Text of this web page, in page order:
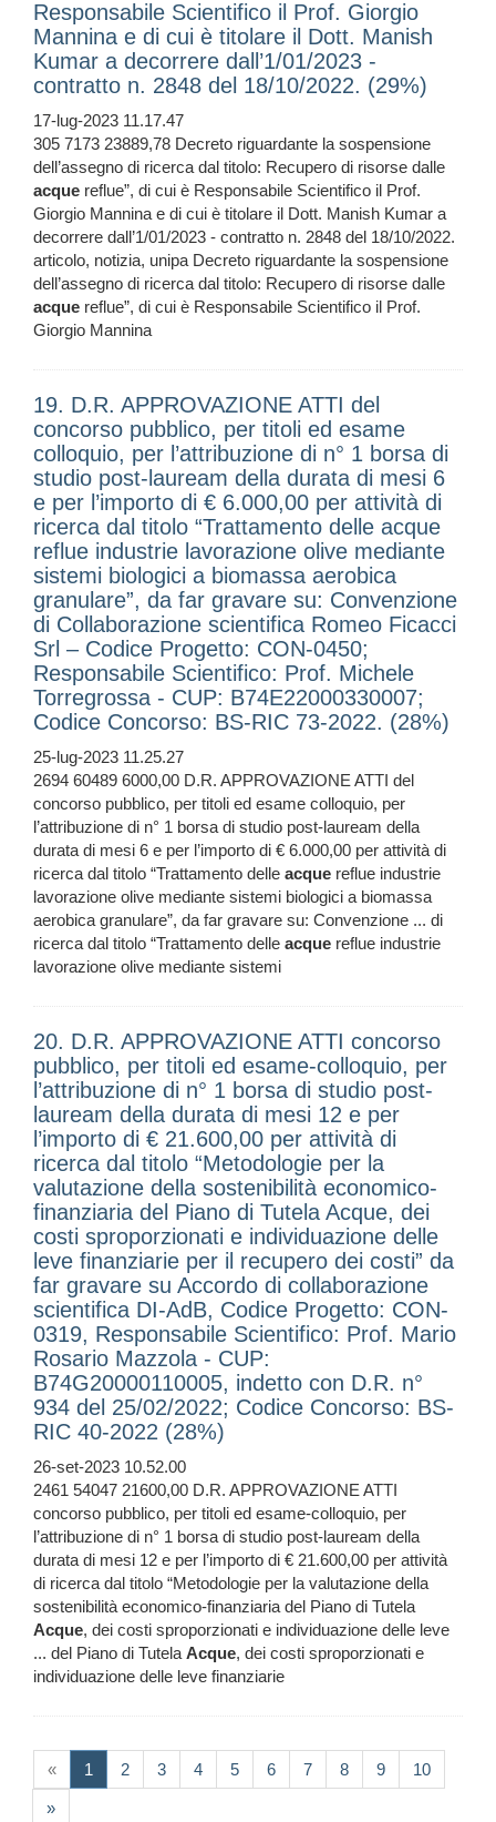
Responsabile Scientifico il Prof. Giorgio
Mannina e di cui è titolare il Dott. Manish
Kumar a decorrere dall’1/01/2023 -
contratto n. 2848 del 18/10/2022. (29%)
17-lug-2023 11.17.47
305 7173 23889,78 Decreto riguardante la sospensione
dell’assegno di ricerca dal titolo: Recupero di risorse dalle
acque reflue”, di cui è Responsabile Scientifico il Prof.
Giorgio Mannina e di cui è titolare il Dott. Manish Kumar a
decorrere dall’1/01/2023 - contratto n. 2848 del 18/10/2022.
articolo, notizia, unipa Decreto riguardante la sospensione
dell’assegno di ricerca dal titolo: Recupero di risorse dalle
acque reflue”, di cui è Responsabile Scientifico il Prof.
Giorgio Mannina
19. D.R. APPROVAZIONE ATTI del
concorso pubblico, per titoli ed esame
colloquio, per l’attribuzione di n° 1 borsa di
studio post-lauream della durata di mesi 6
e per l’importo di € 6.000,00 per attività di
ricerca dal titolo “Trattamento delle acque
reflue industrie lavorazione olive mediante
sistemi biologici a biomassa aerobica
granulare”, da far gravare su: Convenzione
di Collaborazione scientifica Romeo Ficacci
Srl – Codice Progetto: CON-0450;
Responsabile Scientifico: Prof. Michele
Torregrossa - CUP: B74E22000330007;
Codice Concorso: BS-RIC 73-2022. (28%)
25-lug-2023 11.25.27
2694 60489 6000,00 D.R. APPROVAZIONE ATTI del
concorso pubblico, per titoli ed esame colloquio, per
l’attribuzione di n° 1 borsa di studio post-lauream della
durata di mesi 6 e per l’importo di € 6.000,00 per attività di
ricerca dal titolo “Trattamento delle acque reflue industrie
lavorazione olive mediante sistemi biologici a biomassa
aerobica granulare”, da far gravare su: Convenzione ... di
ricerca dal titolo “Trattamento delle acque reflue industrie
lavorazione olive mediante sistemi
20. D.R. APPROVAZIONE ATTI concorso
pubblico, per titoli ed esame-colloquio, per
l’attribuzione di n° 1 borsa di studio post-
lauream della durata di mesi 12 e per
l’importo di € 21.600,00 per attività di
ricerca dal titolo “Metodologie per la
valutazione della sostenibilità economico-
finanziaria del Piano di Tutela Acque, dei
costi sproporzionati e individuazione delle
leve finanziarie per il recupero dei costi” da
far gravare su Accordo di collaborazione
scientifica DI-AdB, Codice Progetto: CON-
0319, Responsabile Scientifico: Prof. Mario
Rosario Mazzola - CUP:
B74G20000110005, indetto con D.R. n°
934 del 25/02/2022; Codice Concorso: BS-
RIC 40-2022 (28%)
26-set-2023 10.52.00
2461 54047 21600,00 D.R. APPROVAZIONE ATTI
concorso pubblico, per titoli ed esame-colloquio, per
l’attribuzione di n° 1 borsa di studio post-lauream della
durata di mesi 12 e per l’importo di € 21.600,00 per attività
di ricerca dal titolo “Metodologie per la valutazione della
sostenibilità economico-finanziaria del Piano di Tutela
Acque, dei costi sproporzionati e individuazione delle leve
... del Piano di TutelaAcque, dei costi sproporzionati e
individuazione delle leve finanziarie
« 1 (current)
2 3 4 5 6 7 8 9 10
»